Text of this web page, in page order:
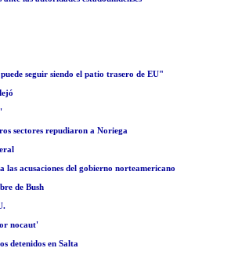
seguir siendo el patio trasero de EU"
sectores repudiaron a Noriega
acusaciones del gobierno norteamericano
de Bush
nocaut'
detenidos en Salta